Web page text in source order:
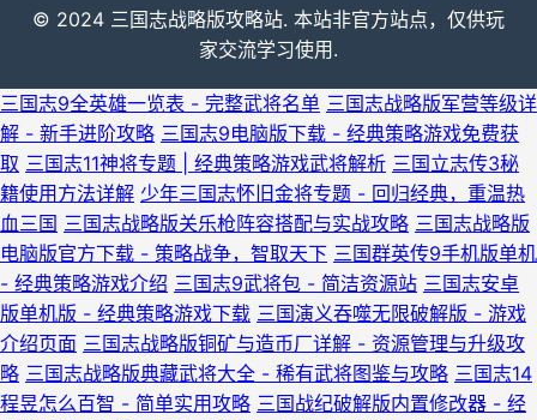
© 2024 三国志战略版攻略站. 本站非官方站点，仅供玩
家交流学习使用.
三国志9全英雄一览表 - 完整武将名单 三国志战略版军营等级详
解 - 新手进阶攻略 三国志9电脑版下载 - 经典策略游戏免费获
取 三国志11神将专题 | 经典策略游戏武将解析 三国立志传3秘
籍使用方法详解 少年三国志怀旧金将专题 - 回归经典，重温热
血三国 三国志战略版关乐枪阵容搭配与实战攻略 三国志战略版
电脑版官方下载 - 策略战争，智取天下 三国群英传9手机版单机
- 经典策略游戏介绍 三国志9武将包 - 简洁资源站 三国志安卓
版单机版 - 经典策略游戏下载 三国演义吞噬无限破解版 - 游戏
介绍页面 三国志战略版铜矿与造币厂详解 - 资源管理与升级攻
略 三国志战略版典藏武将大全 - 稀有武将图鉴与攻略 三国志14
程昱怎么百智 - 简单实用攻略 三国战纪破解版内置修改器 - 经